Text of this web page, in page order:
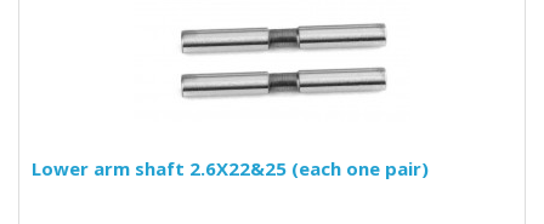
Lower arm shaft 2.6X22&25 (each one pair)